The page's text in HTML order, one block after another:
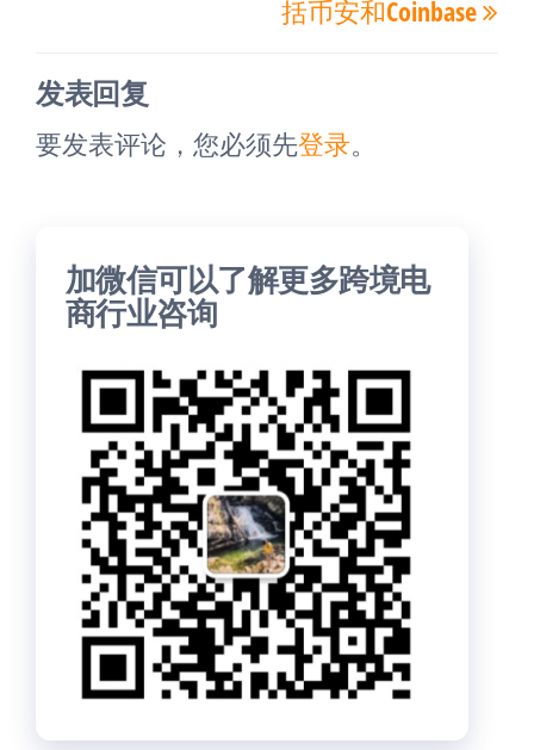
章
括币安和Coinbase
发表回复
要发表评论，您必须先登录。
加微信可以了解更多跨境电
商行业咨询